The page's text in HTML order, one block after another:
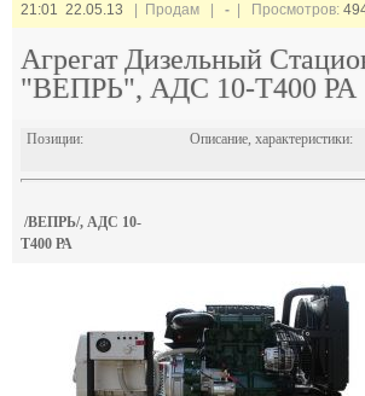
21:01 22.05.13 | Продам | - | Просмотров:
Агрегат Дизельный
"ВЕПРЬ", АДС 10-Т400 РА
Позиции: Описание, характеристики:
/ВЕПРЬ/, АДС 10-
Т400 РА